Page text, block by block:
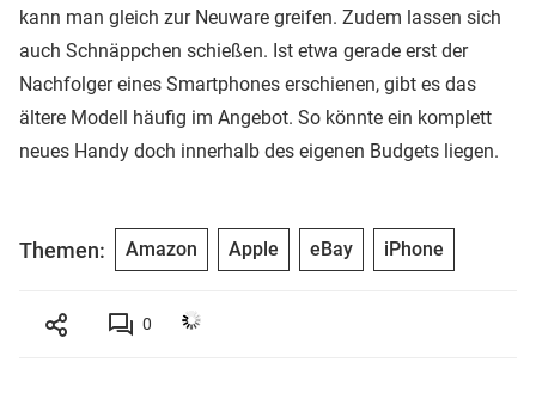
kann man gleich zur Neuware greifen. Zudem lassen sich
auch Schnäppchen schießen. Ist etwa gerade erst der
Nachfolger eines Smartphones erschienen, gibt es das
ältere Modell häufig im Angebot. So könnte ein komplett
neues Handy doch innerhalb des eigenen Budgets liegen.
Themen: Amazon Apple eBay iPhone
0